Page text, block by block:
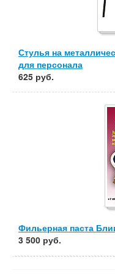
Стулья на
для персонала
625 руб.
Фильерная паста
3 500 руб.